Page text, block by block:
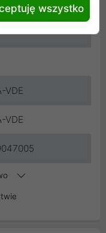
VDE
VDE
wszystko